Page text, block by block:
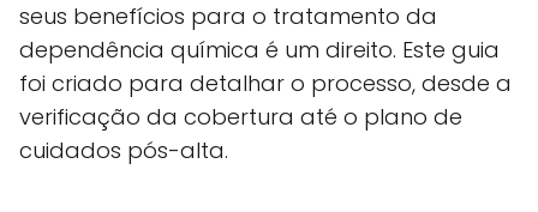
seus benefícios para o tratamento da
dependência química é um direito. Este guia
foi criado para detalhar o processo, desde a
verificação da cobertura até o plano de
cuidados pós-alta.